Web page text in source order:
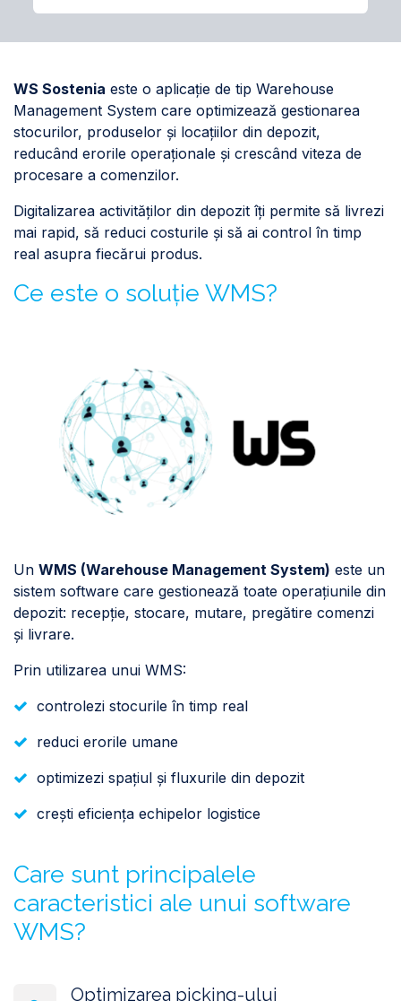
WS Sostenia este o aplicație de tip Warehouse
Management System care optimizează gestionarea
stocurilor, produselor și locațiilor din depozit,
reducând erorile operaționale și crescând viteza de
procesare a comenzilor.
Digitalizarea activităților din depozit îți permite să livrezi
mai rapid, să reduci costurile și să ai control în timp
real asupra fiecărui produs.
Ce este o soluție WMS?
Un WMS (Warehouse Management System) este un
sistem software care gestionează toate operațiunile din
depozit: recepție, stocare, mutare, pregătire comenzi
și livrare.
Prin utilizarea unui WMS:
controlezi stocurile în timp real
reduci erorile umane
optimizezi spațiul și fluxurile din depozit
crești eficiența echipelor logistice
Care sunt principalele
caracteristici ale unui software
WMS?
Optimizarea picking-ului